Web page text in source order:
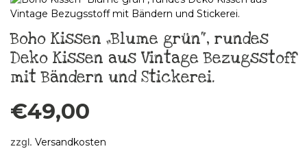
Boho Kissen „Blume grün“, rundes
Deko Kissen aus Vintage Bezugsstoff
mit Bändern und Stickerei.
€49,00
zzgl. Versandkosten